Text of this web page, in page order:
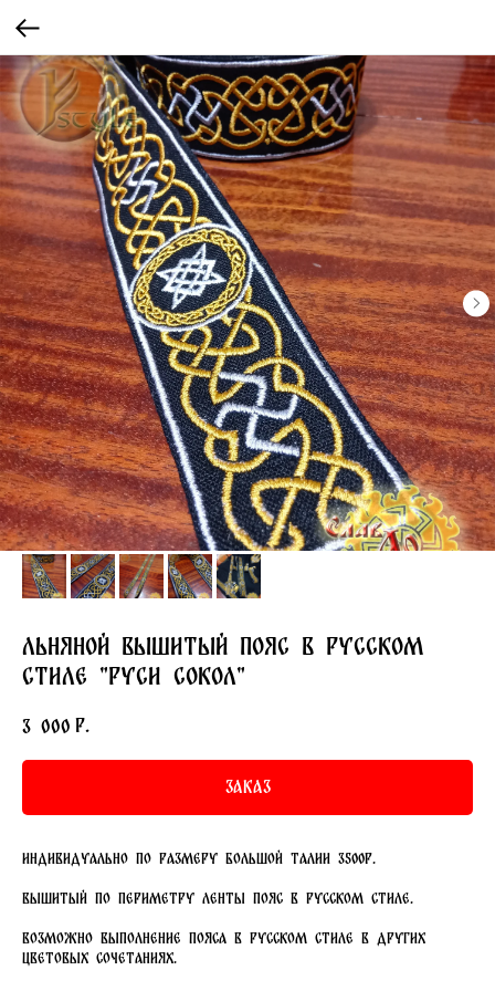
Льняной вышитый пояс в русском
стиле "Руси Сокол"
3 000 р.
Заказ
Индивидуально по размеру большой талии 3500р.
Вышитый по периметру ленты пояс в русском стиле.
Возможно выполнение пояса в русском стиле в других
цветовых сочетаниях.